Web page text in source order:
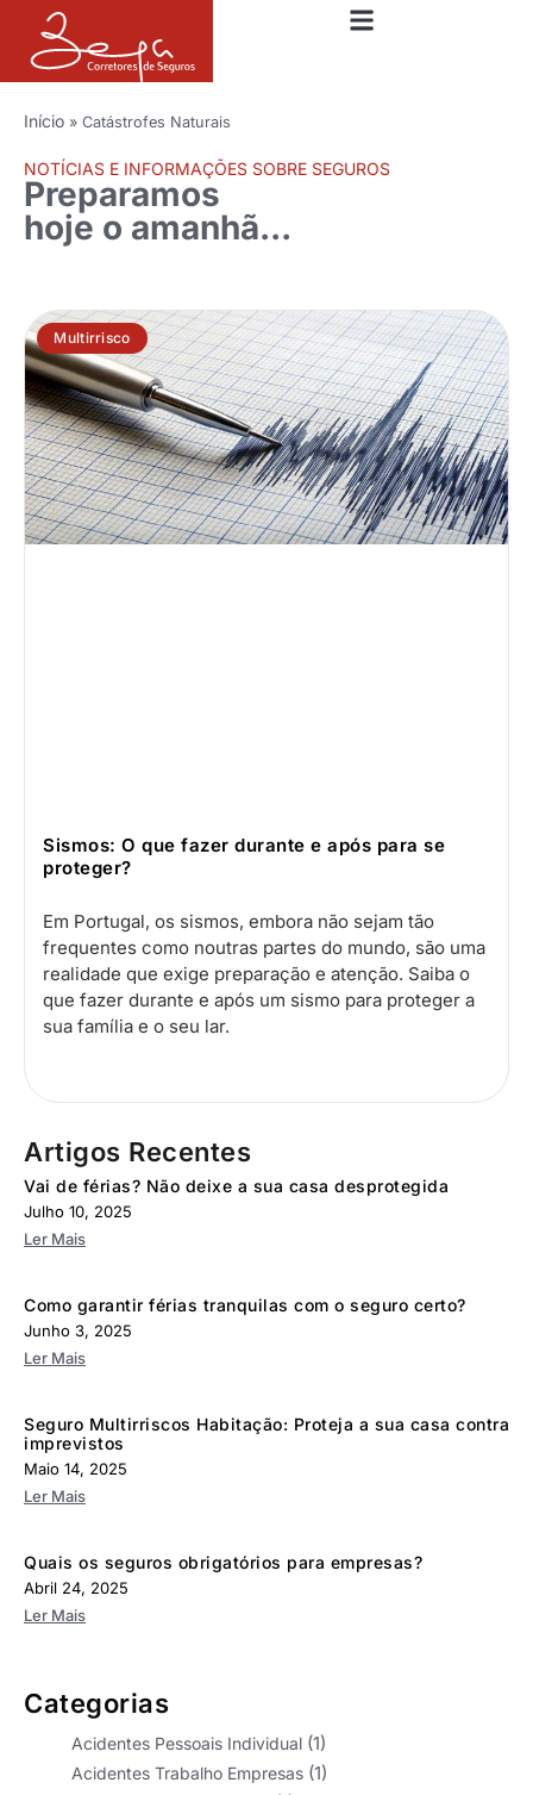
Início » Catástrofes Naturais
NOTÍCIAS E INFORMAÇÕES SOBRE SEGUROS
Preparamos
hoje o amanhã...
Multirrisco
Sismos: O que fazer durante e após para se
proteger?
Em Portugal, os sismos, embora não sejam tão
frequentes como noutras partes do mundo, são uma
realidade que exige preparação e atenção. Saiba o
que fazer durante e após um sismo para proteger a
sua família e o seu lar.
Artigos Recentes
Vai de férias? Não deixe a sua casa desprotegida
Julho 10, 2025
Ler Mais
Como garantir férias tranquilas com o seguro certo?
Junho 3, 2025
Ler Mais
Seguro Multirriscos Habitação: Proteja a sua casa contra
imprevistos
Maio 14, 2025
Ler Mais
Quais os seguros obrigatórios para empresas?
Abril 24, 2025
Ler Mais
Categorias
Acidentes Pessoais Individual (1)
Acidentes Trabalho Empresas (1)